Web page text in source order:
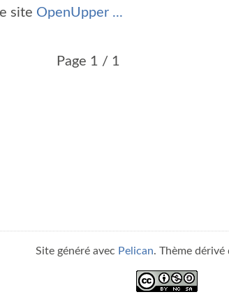
site OpenUpper ...
Page 1 / 1
Site généré avec Pelican. Thème dérivé